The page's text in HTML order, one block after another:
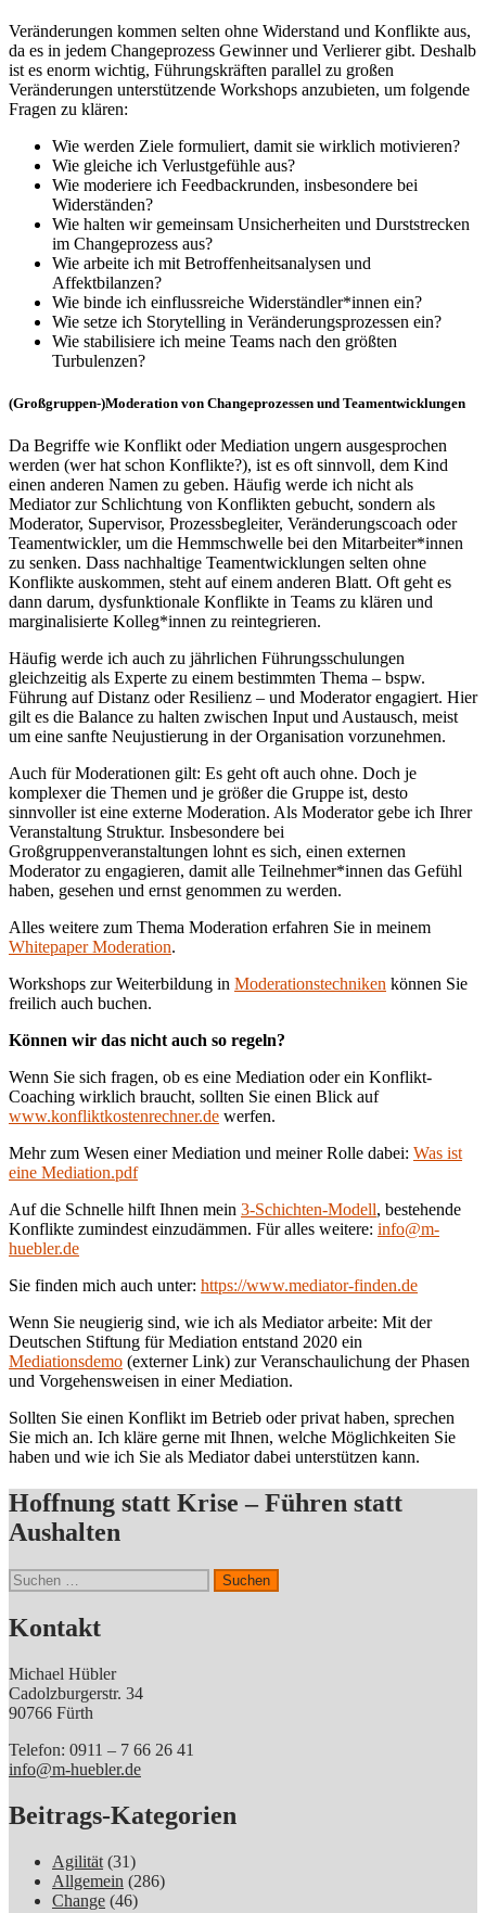
Veränderungen kommen selten ohne Widerstand und Konflikte aus,
da es in jedem Changeprozess Gewinner und Verlierer gibt. Deshalb
ist es enorm wichtig, Führungskräften parallel zu großen
Veränderungen unterstützende Workshops anzubieten, um folgende
Fragen zu klären:
Wie werden Ziele formuliert, damit sie wirklich motivieren?
Wie gleiche ich Verlustgefühle aus?
Wie moderiere ich Feedbackrunden, insbesondere bei
Widerständen?
Wie halten wir gemeinsam Unsicherheiten und Durststrecken
im Changeprozess aus?
Wie arbeite ich mit Betroffenheitsanalysen und
Affektbilanzen?
Wie binde ich einflussreiche Widerständler*innen ein?
Wie setze ich Storytelling in Veränderungsprozessen ein?
Wie stabilisiere ich meine Teams nach den größten
Turbulenzen?
(Großgruppen-)Moderation von Changeprozessen und Teamentwicklungen
Da Begriffe wie Konflikt oder Mediation ungern ausgesprochen
werden (wer hat schon Konflikte?), ist es oft sinnvoll, dem Kind
einen anderen Namen zu geben. Häufig werde ich nicht als
Mediator zur Schlichtung von Konflikten gebucht, sondern als
Moderator, Supervisor, Prozessbegleiter, Veränderungscoach oder
Teamentwickler, um die Hemmschwelle bei den Mitarbeiter*innen
zu senken. Dass nachhaltige Teamentwicklungen selten ohne
Konflikte auskommen, steht auf einem anderen Blatt. Oft geht es
dann darum, dysfunktionale Konflikte in Teams zu klären und
marginalisierte Kolleg*innen zu reintegrieren.
Häufig werde ich auch zu jährlichen Führungsschulungen
gleichzeitig als Experte zu einem bestimmten Thema – bspw.
Führung auf Distanz oder Resilienz – und Moderator engagiert. Hier
gilt es die Balance zu halten zwischen Input und Austausch, meist
um eine sanfte Neujustierung in der Organisation vorzunehmen.
Auch für Moderationen gilt: Es geht oft auch ohne. Doch je
komplexer die Themen und je größer die Gruppe ist, desto
sinnvoller ist eine externe Moderation. Als Moderator gebe ich Ihrer
Veranstaltung Struktur. Insbesondere bei
Großgruppenveranstaltungen lohnt es sich, einen externen
Moderator zu engagieren, damit alle Teilnehmer*innen das Gefühl
haben, gesehen und ernst genommen zu werden.
Alles weitere zum Thema Moderation erfahren Sie in meinem
Whitepaper Moderation.
Workshops zur Weiterbildung in Moderationstechniken können Sie
freilich auch buchen.
Können wir das nicht auch so regeln?
Wenn Sie sich fragen, ob es eine Mediation oder ein Konflikt-
Coaching wirklich braucht, sollten Sie einen Blick auf
www.konfliktkostenrechner.de werfen.
Mehr zum Wesen einer Mediation und meiner Rolle dabei: Was ist
eine Mediation.pdf
Auf die Schnelle hilft Ihnen mein 3-Schichten-Modell, bestehende
Konflikte zumindest einzudämmen. Für alles weitere: info@m-
huebler.de
Sie finden mich auch unter: https://www.mediator-finden.de
Wenn Sie neugierig sind, wie ich als Mediator arbeite: Mit der
Deutschen Stiftung für Mediation entstand 2020 ein
Mediationsdemo (externer Link) zur Veranschaulichung der Phasen
und Vorgehensweisen in einer Mediation.
Sollten Sie einen Konflikt im Betrieb oder privat haben, sprechen
Sie mich an. Ich kläre gerne mit Ihnen, welche Möglichkeiten Sie
haben und wie ich Sie als Mediator dabei unterstützen kann.
Hoffnung statt Krise – Führen statt
Aushalten
Suchen
nach:
Kontakt
Michael Hübler
Cadolzburgerstr. 34
90766 Fürth
Telefon: 0911 – 7 66 26 41
info@m-huebler.de
Beitrags-Kategorien
Agilität (31)
Allgemein (286)
Change (46)